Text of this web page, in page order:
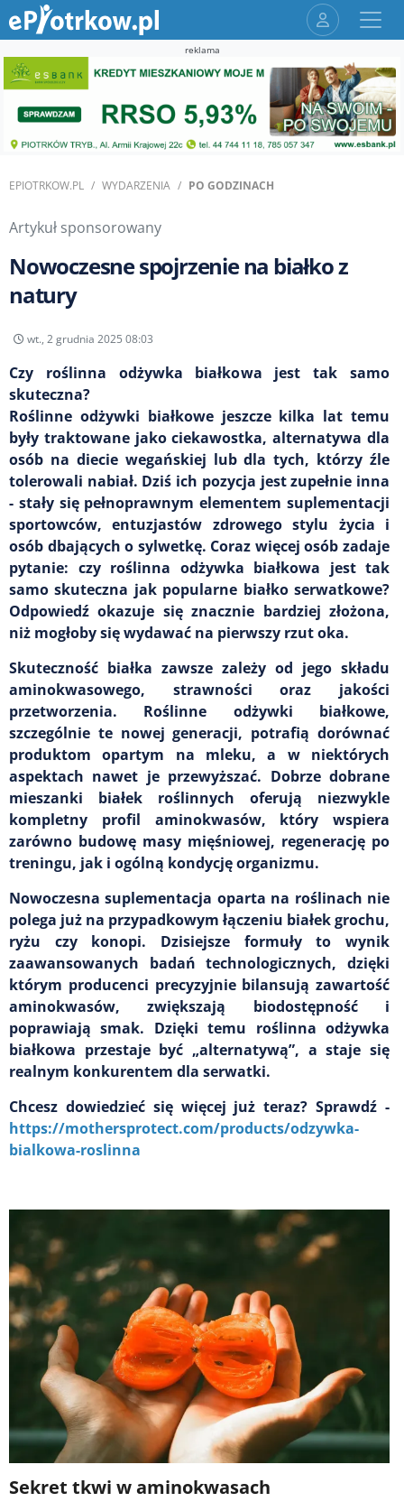
reklama
EPIOTRKOW.PL WYDARZENIA PO GODZINACH
Artykuł sponsorowany
Nowoczesne spojrzenie na białko z
natury
wt., 2 grudnia 2025 08:03
Czy roślinna odżywka białkowa jest tak samo
skuteczna?
Roślinne odżywki białkowe jeszcze kilka lat temu
były traktowane jako ciekawostka, alternatywa dla
osób na diecie wegańskiej lub dla tych, którzy źle
tolerowali nabiał. Dziś ich pozycja jest zupełnie inna
- stały się pełnoprawnym elementem suplementacji
sportowców, entuzjastów zdrowego stylu życia i
osób dbających o sylwetkę. Coraz więcej osób zadaje
pytanie: czy roślinna odżywka białkowa jest tak
samo skuteczna jak popularne białko serwatkowe?
Odpowiedź okazuje się znacznie bardziej złożona,
niż mogłoby się wydawać na pierwszy rzut oka.
Skuteczność białka zawsze zależy od jego składu
aminokwasowego, strawności oraz jakości
przetworzenia. Roślinne odżywki białkowe,
szczególnie te nowej generacji, potrafią dorównać
produktom opartym na mleku, a w niektórych
aspektach nawet je przewyższać. Dobrze dobrane
mieszanki białek roślinnych oferują niezwykle
kompletny profil aminokwasów, który wspiera
zarówno budowę masy mięśniowej, regenerację po
treningu, jak i ogólną kondycję organizmu.
Nowoczesna suplementacja oparta na roślinach nie
polega już na przypadkowym łączeniu białek grochu,
ryżu czy konopi. Dzisiejsze formuły to wynik
zaawansowanych badań technologicznych, dzięki
którym producenci precyzyjnie bilansują zawartość
aminokwasów, zwiększają biodostępność i
poprawiają smak. Dzięki temu roślinna odżywka
białkowa przestaje być „alternatywą”, a staje się
realnym konkurentem dla serwatki.
Chcesz dowiedzieć się więcej już teraz? Sprawdź -
https://mothersprotect.com/products/odzywka-
bialkowa-roslinna
Sekret tkwi w aminokwasach